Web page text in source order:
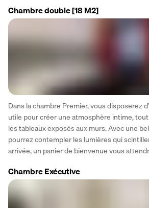
Chambre double[18 M2]
Dans la chambre Premier, vous disposerez
utile pour créer une atmosphère intime,
les tableaux exposés aux murs. Avec une
pourrez contempler les lumières qui
arrivée, un panier de bienvenue vous
Chambre Exécutive